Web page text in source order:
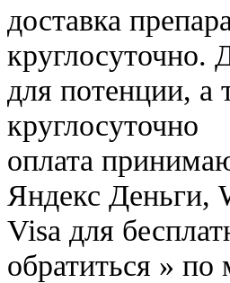
доставка
круглосуточно.
для потенции, а
круглосуточно
оплата
Яндекс Деньги,
Visa для
обратиться » по